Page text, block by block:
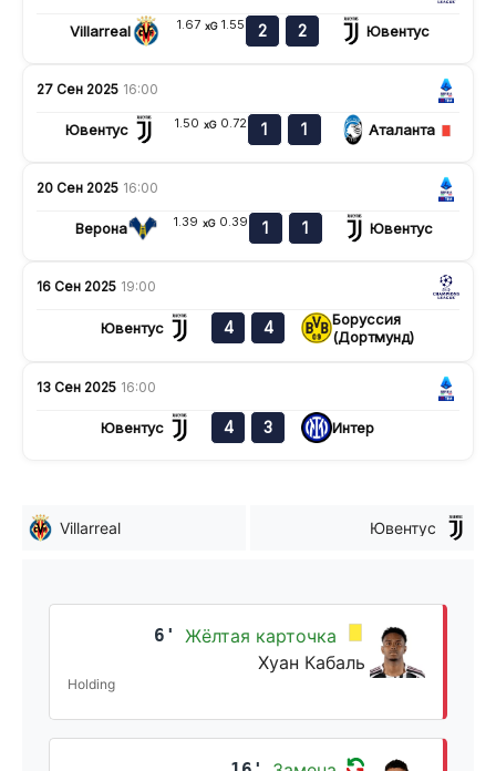
Villarreal 1.67 xG 1.55 2 2 Ювентус
27 Сен 2025 16:00
Ювентус 1.50 xG 0.72 1 1 Аталанта
20 Сен 2025 16:00
Верона 1.39 xG 0.39 1 1 Ювентус
16 Сен 2025 19:00
Ювентус 4 4
Боруссия
(Дортмунд)
13 Сен 2025 16:00
Ювентус 4 3 Интер
Villarreal Ювентус
6'
Жёлтая карточка
Хуан Кабаль
Holding